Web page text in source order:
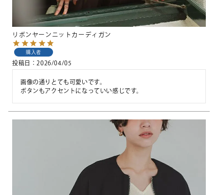
リボンヤーンニットカーディガン
購入者
投稿日 2026/04/05
画像の通りとても可愛いです。
ボタンもアクセントになっていい感じです。